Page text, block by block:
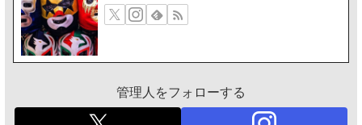
管理人をフォローする